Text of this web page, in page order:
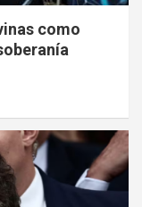
como